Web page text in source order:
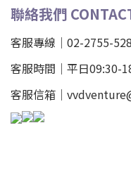
聯絡我們
客服專線｜02-2755-
客服時間｜平日09:30-
客服信箱｜